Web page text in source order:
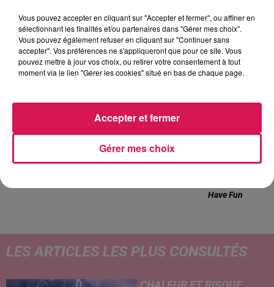
Les années Vinyle
Have Fun
LES ARTICLES LES PLUS CONSULTÉS
Vous pouvez accepter en cliquant sur "Accepter et fermer", ou affiner en
sélectionnant les finalités et/ou partenaires dans "Gérer mes choix".
Vous pouvez également refuser en cliquant sur "Continuer sans
accepter". Vos préférences ne s'appliqueront que pour ce site. Vous
pouvez mettre à jour vos choix, ou retirer votre consentement à tout
moment via le lien "Gérer les cookies" situé en bas de chaque page.
Gérer mes choix
Accepter et fermer